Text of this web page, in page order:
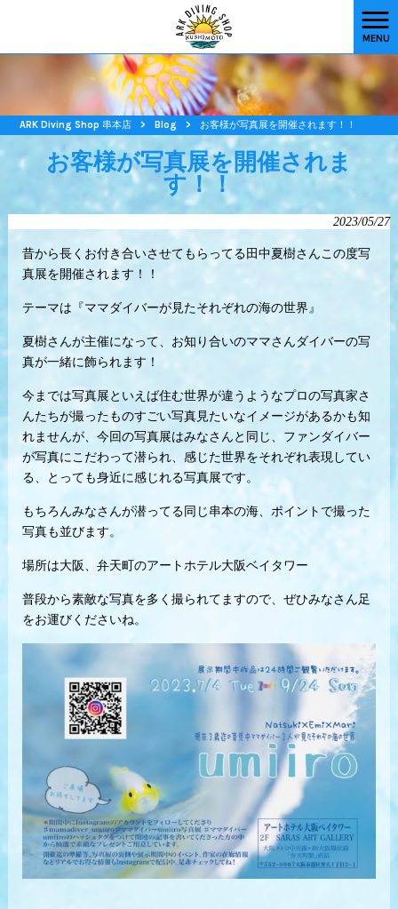
MENU
ARK Diving Shop 串本店 > Blog > お客様が写真展を開催されます！！
お客様が写真展を開催されま
す！！
2023/05/27
昔から長くお付き合いさせてもらってる田中夏樹さんこの度写
真展を開催されます！！
テーマは『ママダイバーが見たそれぞれの海の世界』
夏樹さんが主催になって、お知り合いのママさんダイバーの写
真が一緒に飾られます！
今までは写真展といえば住む世界が違うようなプロの写真家さ
んたちが撮ったものすごい写真見たいなイメージがあるかも知
れませんが、今回の写真展はみなさんと同じ、ファンダイバー
が写真にこだわって潜られ、感じた世界をそれぞれ表現してい
る、とっても身近に感じれる写真展です。
もちろんみなさんが潜ってる同じ串本の海、ポイントで撮った
写真も並びます。
場所は大阪、弁天町のアートホテル大阪ベイタワー
普段から素敵な写真を多く撮られてますので、ぜひみなさん足
をお運びくださいね。